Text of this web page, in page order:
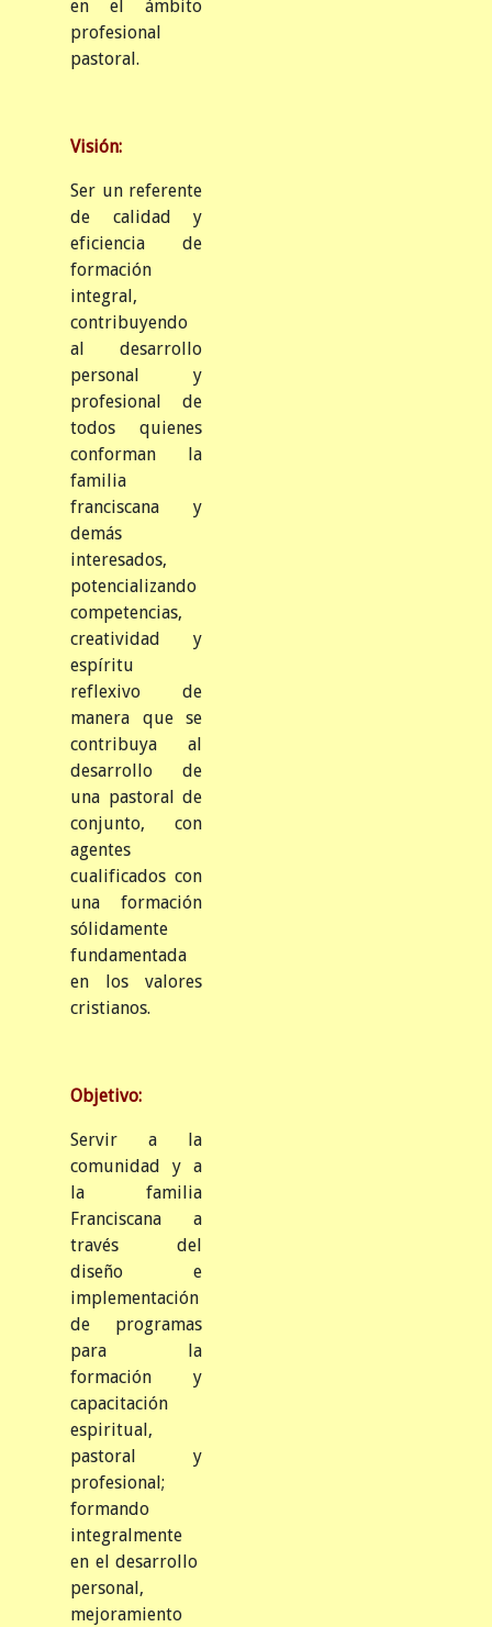
en el ámbito
profesional
pastoral.
Visión:
Ser un referente
de calidad y
eficiencia de
formación
integral,
contribuyendo
al desarrollo
personal y
profesional de
todos quienes
conforman la
familia
franciscana y
demás
interesados,
potencializando
competencias,
creatividad y
espíritu
reflexivo de
manera que se
contribuya al
desarrollo de
una pastoral de
conjunto, con
agentes
cualificados con
una formación
sólidamente
fundamentada
en los valores
cristianos.
Objetivo:
Servir a la
comunidad y a
la familia
Franciscana a
través del
diseño e
implementación
de programas
para la
formación y
capacitación
espiritual,
pastoral y
profesional;
formando
integralmente
en el desarrollo
personal,
mejoramiento